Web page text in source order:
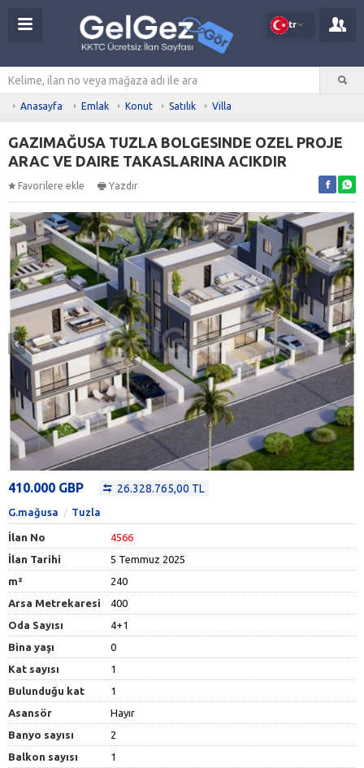
tr
Anasayfa Emlak Konut Satılık Villa
GAZIMAĞUSA TUZLA BOLGESINDE OZEL PROJE
ARAC VE DAIRE TAKASLARINA ACIKDIR
Favorilere ekle Yazdır
410.000 GBP 26.328.765,00 TL
G.mağusa Tuzla
İlan No
4566
İlan Tarihi
5 Temmuz 2025
m²
240
Arsa Metrekaresi
400
Oda Sayısı
4+1
Bina yaşı
0
Kat sayısı
1
Bulunduğu kat
1
Asansör
Hayır
Banyo sayısı
2
Balkon sayısı
1